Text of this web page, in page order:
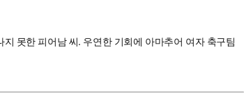
못한 피어남 씨. 우연한 기회에 아마추어 여자 축구팀